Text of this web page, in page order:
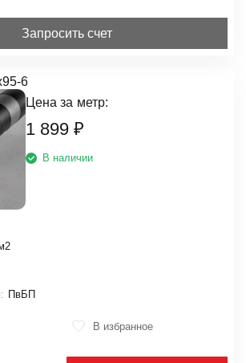
Запросить счет
6
Цена за метр:
1 899 ₽
В наличии
ПвБП
В избранное